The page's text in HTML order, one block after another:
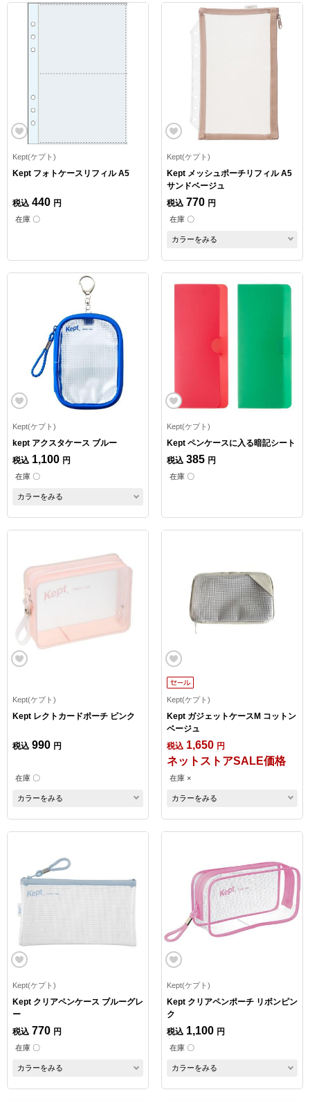
Kept(ケプト)
Kept フォトケースリフィル A5
税込 440 円
在庫 〇
Kept(ケプト)
Kept メッシュポーチリフィル A5
サンドベージュ
税込 770 円
在庫 〇
カラーをみる
Kept(ケプト)
kept アクスタケース ブルー
税込 1,100 円
在庫 〇
カラーをみる
Kept(ケプト)
Kept ペンケースに入る暗記シート
税込 385 円
在庫 〇
Kept(ケプト)
Kept レクトカードポーチ ピンク
税込 990 円
在庫 〇
カラーをみる
Kept(ケプト)
Kept ガジェットケースM コットン
ベージュ
税込 1,650 円
ネットストアSALE価格
在庫 ×
カラーをみる
Kept(ケプト)
Kept クリアペンケース ブルーグレ
ー
税込 770 円
在庫 〇
カラーをみる
Kept(ケプト)
Kept クリアペンポーチ リボンピン
ク
税込 1,100 円
在庫 〇
カラーをみる